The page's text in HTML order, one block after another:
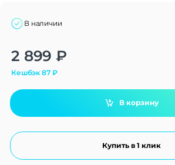
В наличии
2 899 ₽
Кешбэк87₽
В корзину
Купить в 1 клик
Alternative: